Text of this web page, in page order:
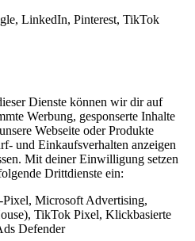
LinkedIn, Pinterest, TikTok
Dienste können wir dir auf
Werbung, gesponserte Inhalte
Webseite oder Produkte
und Einkaufsverhalten anzeigen
Mit deiner Einwilligung setzen
Drittdienste ein:
Microsoft Advertising,
TikTok Pixel, Klickbasierte
Defender